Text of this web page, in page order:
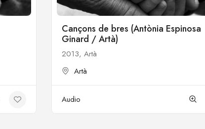
Cançons de bres (Antònia Espinosa
Ginard / Artà)
2013, Artà
Artà
Audio